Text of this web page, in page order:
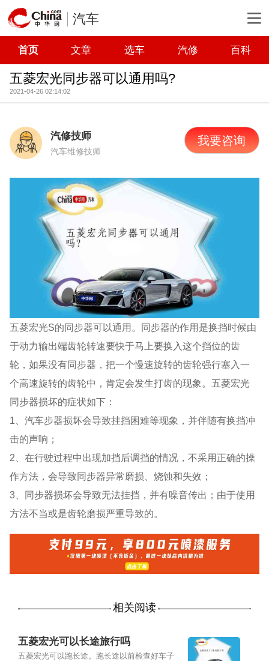
汽车
首页 文章 选车 汽修 百科
五菱宏光同步器可以通用吗?
2021-04-26 02:14:02
汽修技师
汽车维修技师
我要咨询
五菱宏光S的同步器可以通用。同步器的作用是换挡时候由
于动力输出端齿轮转速要快于马上要换入这个挡位的齿
轮，如果没有同步器，把一个慢速旋转的齿轮强行塞入一
个高速旋转的齿轮中，肯定会发生打齿的现象。五菱宏光
同步器损坏的症状如下：
1、汽车步器损坏会导致挂挡困难等现象，并伴随有换挡冲
击的声响；
2、在行驶过程中出现加挡后调挡的情况，不采用正确的操
作方法，会导致同步器异常磨损、烧蚀和失效；
3、同步器损坏会导致无法挂挡，并有噪音传出；由于使用
方法不当或是齿轮磨损严重导致的。
相关阅读
五菱宏光可以长途旅行吗
五菱宏光可以跑长途。跑长途以前检查好车子